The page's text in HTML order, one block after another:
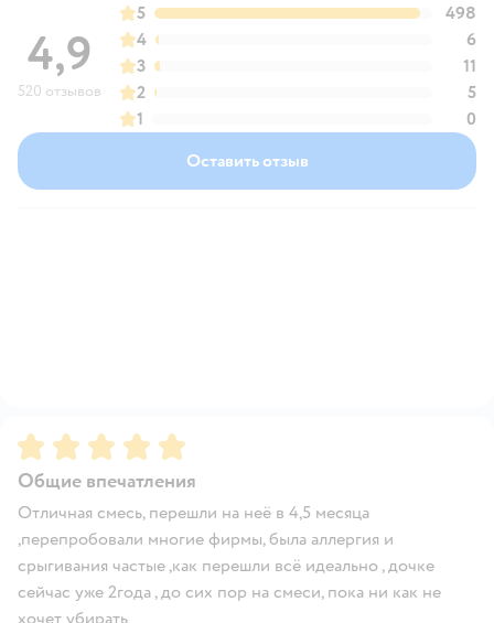
4,9
520 отзывов
5
498
4
6
3
11
2
5
1
0
Оставить отзыв
Рейтинг:5
Общие впечатления
Отличная смесь, перешли на неё в 4,5 месяца
,перепробовали многие фирмы, была аллергия и
срыгивания частые ,как перешли всё идеально , дочке
сейчас уже 2года , до сих пор на смеси, пока ни как не
хочет убирать